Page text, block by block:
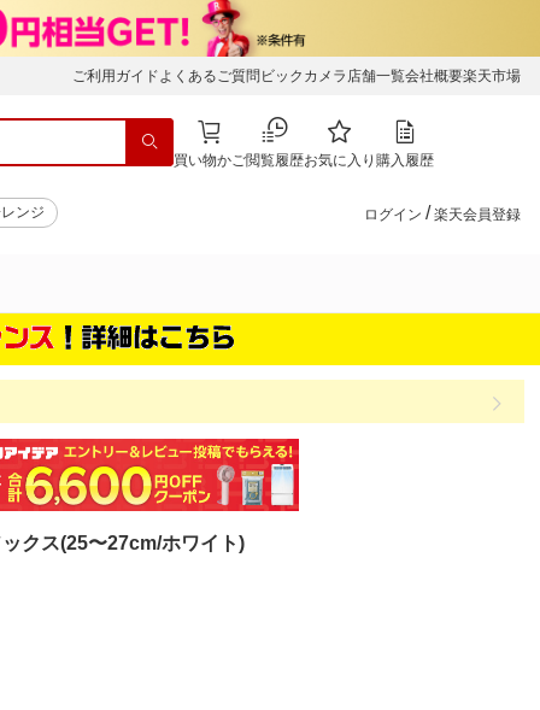
ご利用ガイド よくあるご質問 ビックカメラ店舗一覧会社概要楽天市場
買い物かご閲覧履歴お気に入り 購入履歴
ンジ ログイン / 楽天会員登録
クス(25〜27cm/ホワイト)